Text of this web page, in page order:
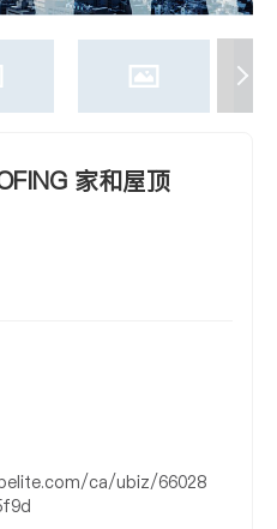
家和屋顶
ca/ubiz/66028